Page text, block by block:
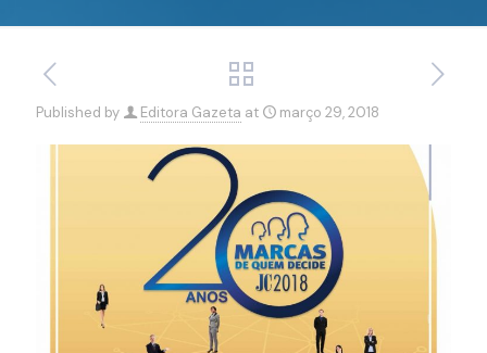
Published by Editora Gazeta at março 29, 2018